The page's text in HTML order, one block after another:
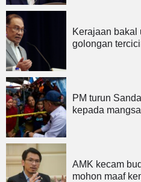
Kerajaan bakal
golongan
PM turun
kepada
AMK kecam
mohon maaf